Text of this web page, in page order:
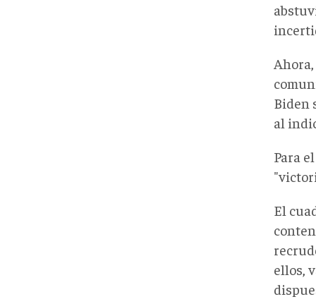
Biden
al
Para
El
ellos,